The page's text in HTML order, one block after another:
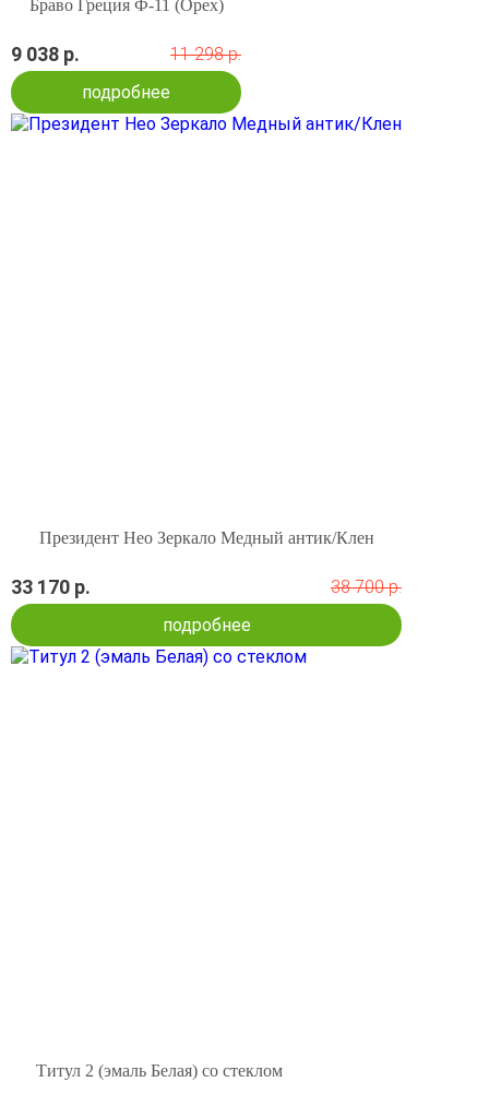
Браво Греция Ф-11 (Орех)
9 038 р.
11 298 р.
подробнее
Президент Нео Зеркало Медный антик/Клен
33 170 р.
38 700 р.
подробнее
Титул 2 (эмаль Белая) со стеклом